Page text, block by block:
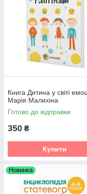
Книга Дитина у світі
Марія Малихіна
Готово до відправки
350 ₴
Купити
Новинка